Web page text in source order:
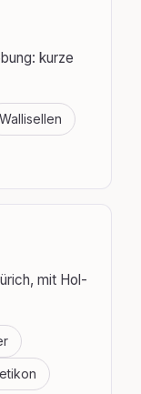
kurze
Wallisellen
mit Hol-